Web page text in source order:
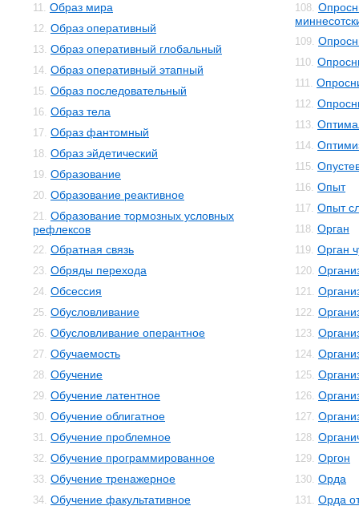
11. Образ мира
12. Образ оперативный
13. Образ оперативный глобальный
14. Образ оперативный этапный
15. Образ последовательный
16. Образ тела
17. Образ фантомный
18. Образ эйдетический
19. Образование
20. Образование реактивное
21. Образование тормозных условных
рефлексов
22. Обратная связь
23. Обряды перехода
24. Обсессия
25. Обусловливание
26. Обусловливание оперантное
27. Обучаемость
28. Обучение
29. Обучение латентное
30. Обучение облигатное
31. Обучение проблемное
32. Обучение программированное
33. Обучение тренажерное
34. Обучение факультативное
108.
109.
110.
111.
112.
113.
114.
115.
116. Опыт
117. Опыт
118. Орган
119. Орган
120.
121.
122.
123.
124.
125.
126.
127.
128.
129. Оргон
130. Орда
131. Орда